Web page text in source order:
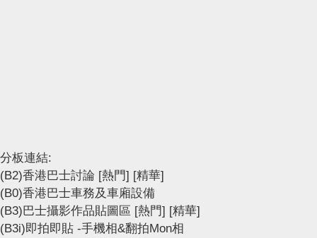
分板連結:
(B2)香港巴士討論 [熱門] [精華]
(B0)香港巴士車務及車廂設備
(B3)巴士攝影作品貼圖區 [熱門] [精華]
(B3i)即拍即貼 -手機相&翻拍Mon相